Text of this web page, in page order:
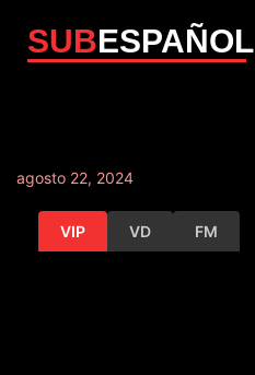
SUBESPAÑOL
agosto 22, 2024
VIP VD FM